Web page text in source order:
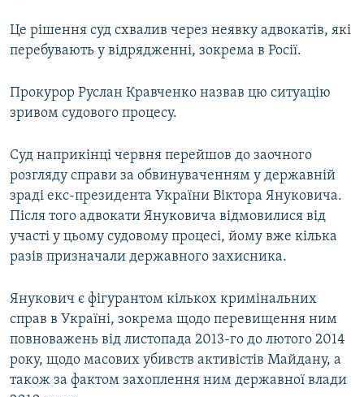
Це рішення суд схвалив через неявку адвокатів, які
перебувають у відрядженні, зокрема в Росії.
Прокурор Руслан Кравченко назвав цю ситуацію
зривом судового процесу.
Суд наприкінці червня перейшов до заочного
розгляду справи за обвинуваченням у державній
зраді екс-президента України Віктора Януковича.
Після того адвокати Януковича відмовилися від
участі у цьому судовому процесі, йому вже кілька
разів призначали державного захисника.
Янукович є фігурантом кількох кримінальних
справ в Україні, зокрема щодо перевищення ним
повноважень від листопада 2013-го до лютого 2014
року, щодо масових убивств активістів Майдану, а
також за фактом захоплення ним державної влади